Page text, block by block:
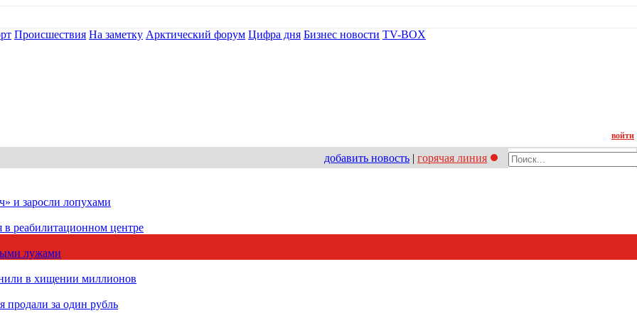
Происшествия На заметку Арктический форум Цифра дня Бизнес новости TV-BOX
войти
добавить новость | горячая линия
и заросли лопухами
реабилитационном центре
лужами
в хищении миллионов
продали за один рубль